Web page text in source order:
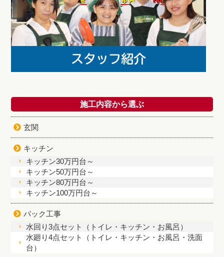
施工内容から選ぶ
玄関
キッチン
キッチン30万円台～
キッチン50万円台～
キッチン80万円台～
キッチン100万円台～
パック工事
水回り3点セット（トイレ・キッチン・お風呂）
水廻り4点セット（トイレ・キッチン・お風呂・洗面
台）